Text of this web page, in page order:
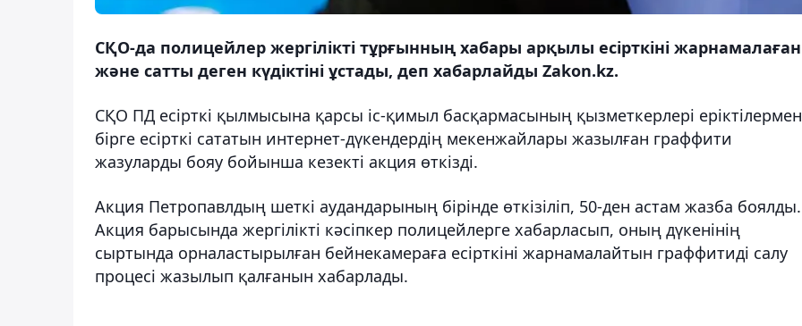
СҚО-да полицейлер жергілікті тұрғынның хабары арқылы есірткіні жарнамалаған
және сатты деген күдіктіні ұстады, деп хабарлайды Zakon.kz.
СҚО ПД есірткі қылмысына қарсы іс-қимыл басқармасының қызметкерлері еріктілермен
бірге есірткі сататын интернет-дүкендердің мекенжайлары жазылған граффити
жазуларды бояу бойынша кезекті акция өткізді.
Акция Петропавлдың шеткі аудандарының бірінде өткізіліп, 50-ден астам жазба боялды.
Акция барысында жергілікті кәсіпкер полицейлерге хабарласып, оның дүкенінің
сыртында орналастырылған бейнекамераға есірткіні жарнамалайтын граффитиді салу
процесі жазылып қалғанын хабарлады.